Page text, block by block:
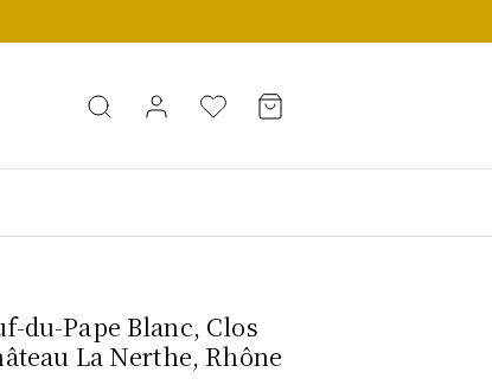
du-Pape Blanc, Clos
La Nerthe, Rhône